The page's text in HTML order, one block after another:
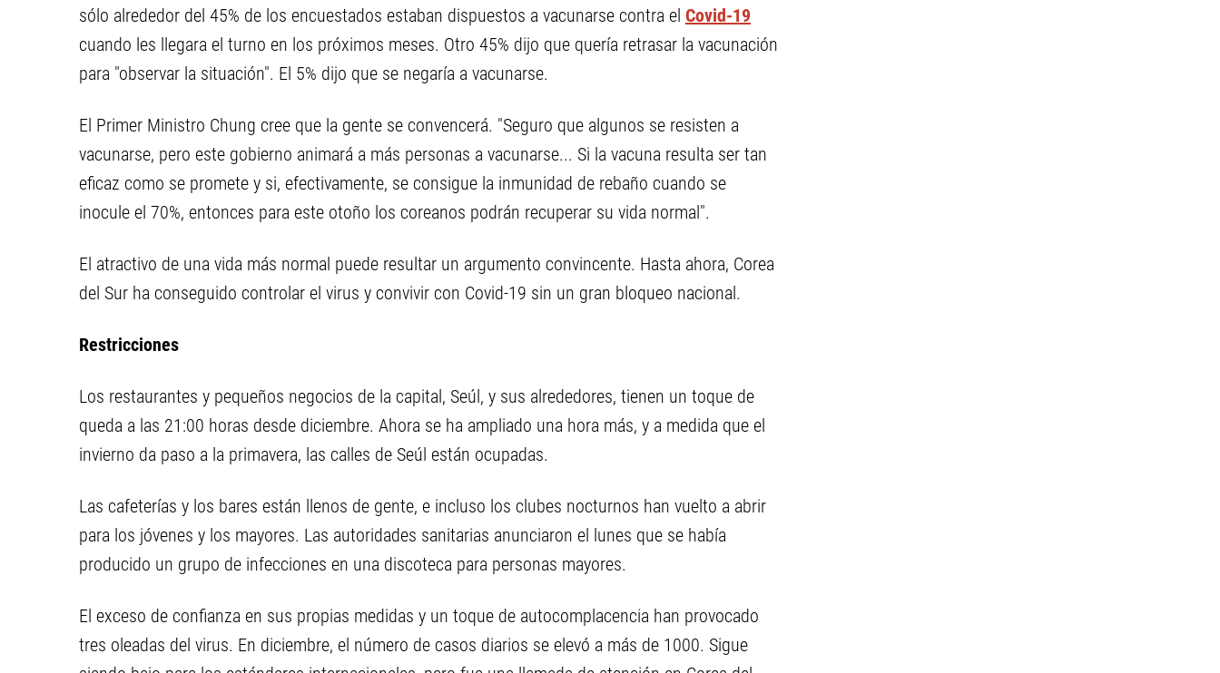
sólo alrededor del 45% de los encuestados estaban dispuestos a vacunarse contra el Covid-19
cuando les llegara el turno en los próximos meses. Otro 45% dijo que quería retrasar la vacunación
para "observar la situación". El 5% dijo que se negaría a vacunarse.
El Primer Ministro Chung cree que la gente se convencerá. "Seguro que algunos se resisten a
vacunarse, pero este gobierno animará a más personas a vacunarse... Si la vacuna resulta ser tan
eficaz como se promete y si, efectivamente, se consigue la inmunidad de rebaño cuando se
inocule el 70%, entonces para este otoño los coreanos podrán recuperar su vida normal".
El atractivo de una vida más normal puede resultar un argumento convincente. Hasta ahora, Corea
del Sur ha conseguido controlar el virus y convivir con Covid-19 sin un gran bloqueo nacional.
Restricciones
Los restaurantes y pequeños negocios de la capital, Seúl, y sus alrededores, tienen un toque de
queda a las 21:00 horas desde diciembre. Ahora se ha ampliado una hora más, y a medida que el
invierno da paso a la primavera, las calles de Seúl están ocupadas.
Las cafeterías y los bares están llenos de gente, e incluso los clubes nocturnos han vuelto a abrir
para los jóvenes y los mayores. Las autoridades sanitarias anunciaron el lunes que se había
producido un grupo de infecciones en una discoteca para personas mayores.
El exceso de confianza en sus propias medidas y un toque de autocomplacencia han provocado
tres oleadas del virus. En diciembre, el número de casos diarios se elevó a más de 1000. Sigue